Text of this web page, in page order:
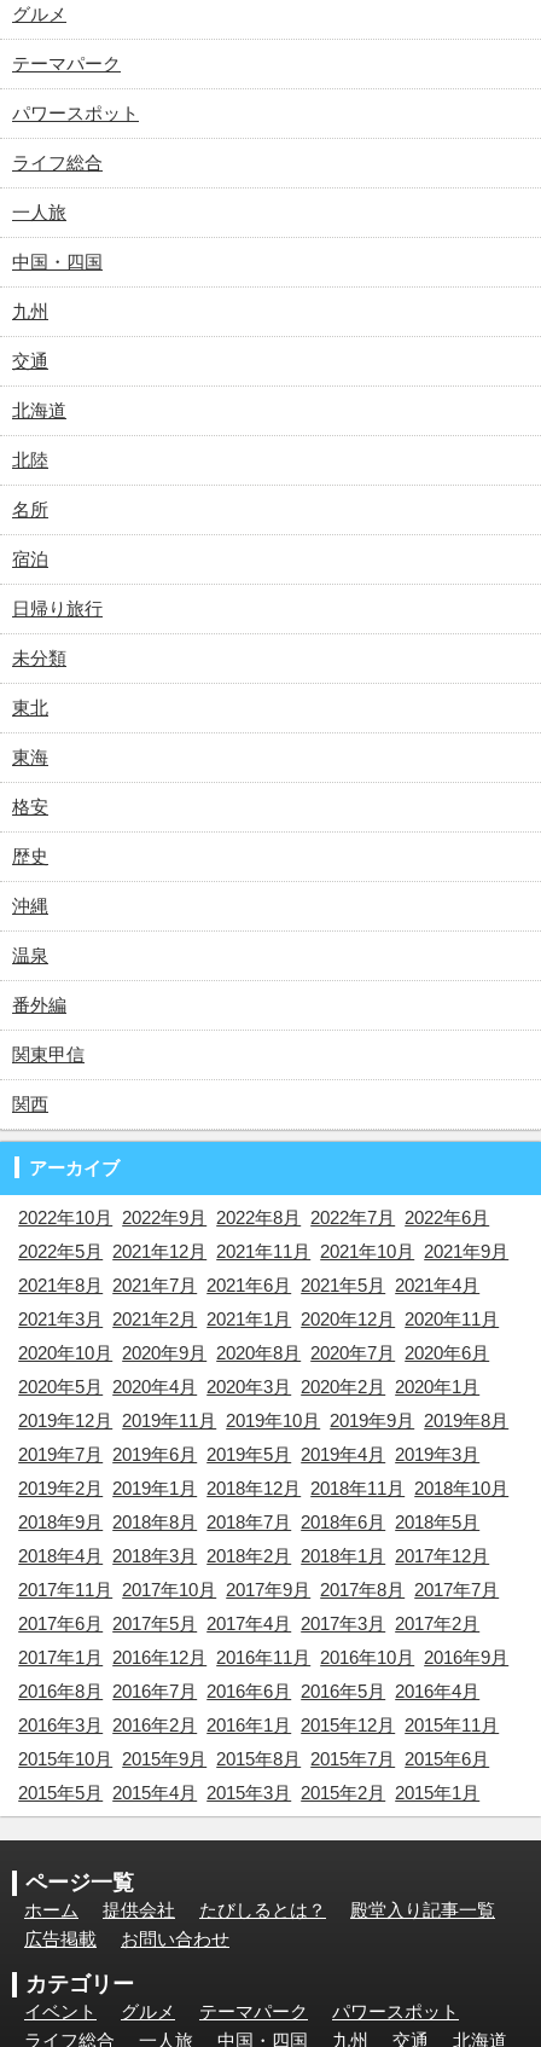
グルメ
テーマパーク
パワースポット
ライフ総合
一人旅
中国・四国
九州
交通
北海道
北陸
名所
宿泊
日帰り旅行
未分類
東北
東海
格安
歴史
沖縄
温泉
番外編
関東甲信
関西
アーカイブ
2022年10月 2022年9月 2022年8月 2022年7月
2022年6月
2022年5月
2021年12月 2021年11月 2021年10月
2021年9月
2021年8月
2021年7月 2021年6月 2021年5月
2021年4月
2021年3月
2021年2月 2021年1月 2020年12月
2020年11月
2020年10月
2020年9月 2020年8月 2020年7月
2020年6月
2020年5月
2020年4月 2020年3月 2020年2月
2020年1月
2019年12月
2019年11月 2019年10月 2019年9月
2019年8月
2019年7月
2019年6月 2019年5月 2019年4月
2019年3月
2019年2月
2019年1月 2018年12月 2018年11月
2018年10月
2018年9月
2018年8月 2018年7月 2018年6月
2018年5月
2018年4月
2018年3月 2018年2月 2018年1月
2017年12月
2017年11月
2017年10月 2017年9月 2017年8月
2017年7月
2017年6月
2017年5月 2017年4月 2017年3月
2017年2月
2017年1月
2016年12月 2016年11月 2016年10月
2016年9月
2016年8月
2016年7月 2016年6月 2016年5月
2016年4月
2016年3月
2016年2月 2016年1月 2015年12月
2015年11月
2015年10月
2015年9月 2015年8月 2015年7月
2015年6月
2015年5月
2015年4月 2015年3月 2015年2月 2015年1月
ページ一覧
ホーム 提供会社 たびしるとは？
殿堂入り記事一覧
広告掲載
お問い合わせ
カテゴリー
イベント グルメ テーマパーク
パワースポット
ライフ総合
一人旅 中国・四国 九州 交通 北海道